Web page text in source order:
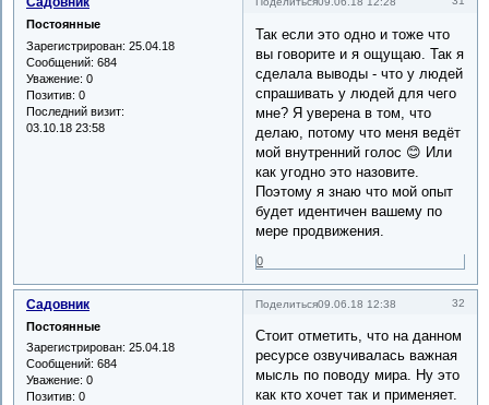
Постоянные
Зарегистрирован: 25.04.18
Сообщений: 684
Уважение: 0
Позитив: 0
Последний визит:
03.10.18 23:58
Так если это одно и тоже что
вы говорите и я ощущаю. Так я
сделала выводы - что у людей
спрашивать у людей для чего
мне? Я уверена в том, что
делаю, потому что меня ведёт
мой внутренний голос 😊 Или
как угодно это назовите.
Поэтому я знаю что мой опыт
будет идентичен вашему по
мере продвижения.
0
Поделиться 32
09.06.18 12:38
Садовник
Постоянные
Зарегистрирован: 25.04.18
Сообщений: 684
Уважение: 0
Позитив: 0
Стоит отметить, что на данном
ресурсе озвучивалась важная
мысль по поводу мира. Ну это
как кто хочет так и применяет.